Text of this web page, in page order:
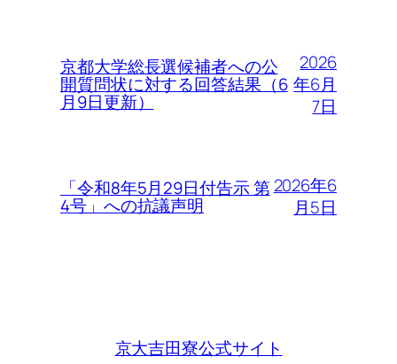
京都大学総長選候補者への公
開質問状に対する回答結果（6
月9日更新）
2026
年6月
7日
「令和8年5月29日付告示 第
4号」への抗議声明
2026年6
月5日
京大吉田寮公式サイト